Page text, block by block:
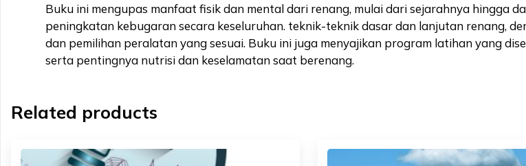
Buku ini mengupas manfaat fisik dan mental dari renang, mulai dari sejarahnya hingga
peningkatan kebugaran secara keseluruhan. teknik-teknik dasar dan lanjutan renang,
dan pemilihan peralatan yang sesuai. Buku ini juga menyajikan program latihan yang
serta pentingnya nutrisi dan keselamatan saat berenang.
Related products